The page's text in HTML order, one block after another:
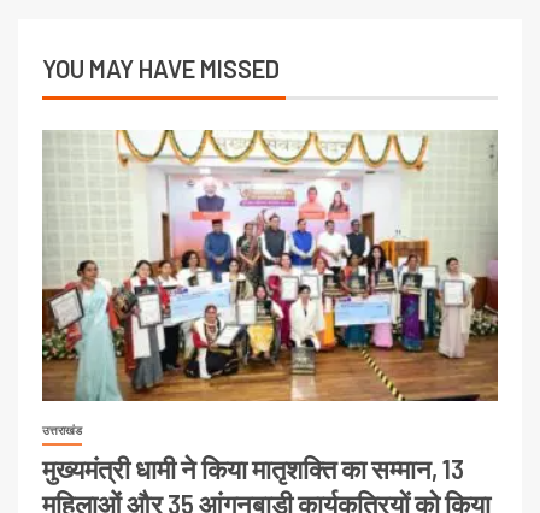
YOU MAY HAVE MISSED
उत्तराखंड
मुख्यमंत्री धामी ने किया मातृशक्ति का सम्मान, 13
महिलाओं और 35 आंगनबाड़ी कार्यकत्रियों को किया